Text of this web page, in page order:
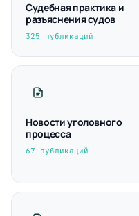
Судебная практика и
разъяснения судов
325 публикаций
Новости уголовного
процесса
67 публикаций